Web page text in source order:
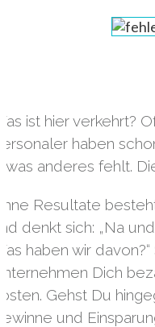
ist hier verkehrt?
haben
anderes fehlt.
Resultate
denkt sich: „Na
haben wir
Dich
Gehst Du
und